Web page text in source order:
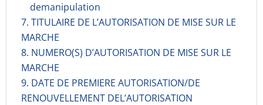
demanipulation
7. TITULAIRE DE L’AUTORISATION DE MISE SUR LE
MARCHE
8. NUMERO(S) D’AUTORISATION DE MISE SUR LE
MARCHE
9. DATE DE PREMIERE AUTORISATION/DE
RENOUVELLEMENT DEL’AUTORISATION